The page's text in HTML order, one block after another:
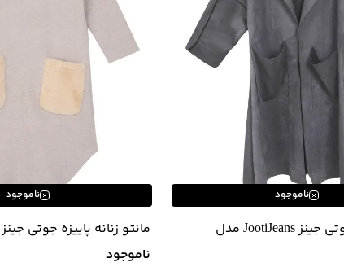
ناموجود
مانتو پاییزه جوتی جینز JootiJeans مدل
ناموجود
مانتو زنانه پاییزه جوتی جینز Jootijeans
ناموجود